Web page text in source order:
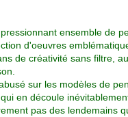
ensemble de
d'oeuvres
de créativité sans filtre,
sur les modèles de
en découle
pas des lendemains